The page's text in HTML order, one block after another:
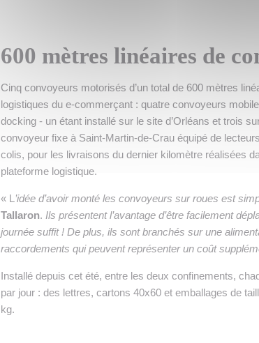
600 mètres linéaires de
Cinq convoyeurs motorisés d’un total de 600 mètres
logistiques du e-commerçant : quatre convoyeurs
docking - un étant installé sur le site d’Orléans et trois
convoyeur fixe à Saint-Martin-de-Crau équipé de
colis, pour les livraisons du dernier kilomètre réalisées
plateforme logistique.
« L ’idée d’avoir monté les convoyeurs sur roues est
Tallaron. Ils présentent l’avantage d’être facilement
journée suffit ! De plus, ils sont branchés sur une
raccordements qui peuvent représenter un coût
Installé depuis cet été, entre les deux confinements,
par jour : des lettres, cartons 40x60 et emballages de
kg.